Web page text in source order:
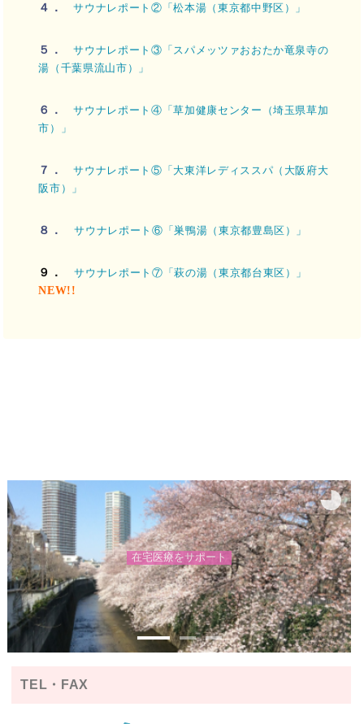
４． サウナレポート②「松本湯（東京都中野区）」
５．
サウナレポート③「スパメッツァおおたか竜泉寺の
湯（千葉県流山市）」
６．
サウナレポート④「草加健康センター（埼玉県草加
市）」
７．
サウナレポート⑤「大東洋レディススパ（大阪府大
阪市）」
８． サウナレポート⑥「巣鴨湯（東京都豊島区）」
９．
サウナレポート⑦「萩の湯（東京都台東区）」
NEW!!
在宅 医療をサポー ト
写真提供：© 石川
県観光連盟
TEL・FAX